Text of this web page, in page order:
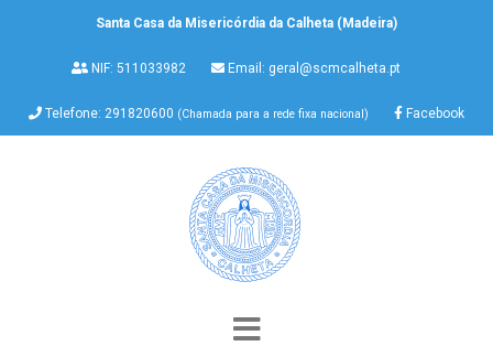
Santa Casa da Misericórdia da Calheta (Madeira)
NIF: 511033982 Email: geral@scmcalheta.pt
Telefone: 291820600 (Chamada para a rede fixa nacional) Facebook